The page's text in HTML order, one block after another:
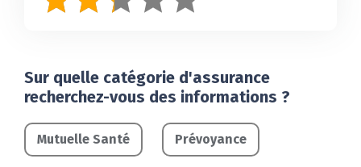
Sur quelle catégorie d'assurance
recherchez-vous des informations ?
Mutuelle Santé Prévoyance